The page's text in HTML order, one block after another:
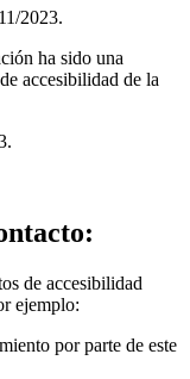
2023.
ha sido una
accesibilidad de la
de accesibilidad
ejemplo:
por parte de este